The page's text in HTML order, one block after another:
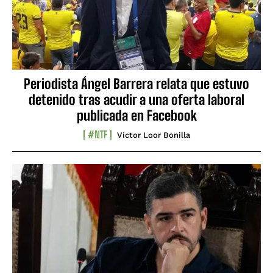
Periodista Ángel Barrera relata que estuvo
detenido tras acudir a una oferta laboral
publicada en Facebook
#NTF Víctor Loor Bonilla